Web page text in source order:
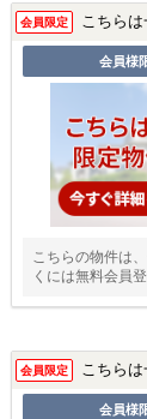
会員限定 こちらは
会員様
こちらの物件は
くには無料会員
会員限定 こちらは
会員様